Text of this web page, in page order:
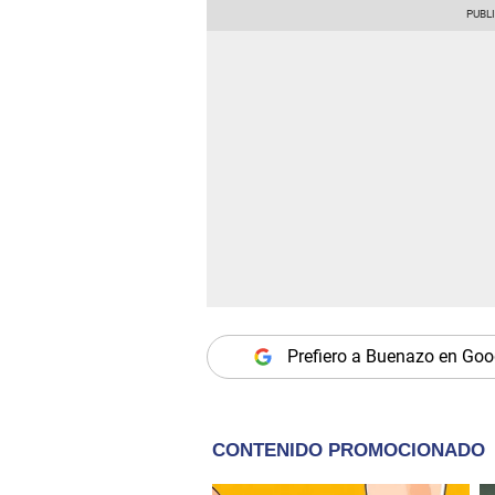
Prefiero a Buenazo en